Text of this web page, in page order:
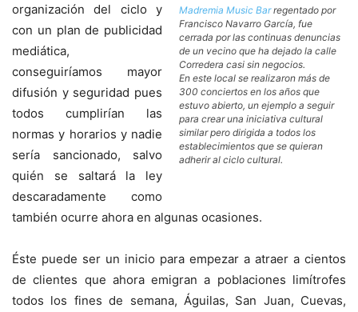
Madremia Music Barregentado por
Francisco Navarro García, fue
cerrada por las continuas denuncias
de un vecino que ha dejado la calle
Corredera casi sin negocios.
En este local se realizaron más de
300 conciertos en los años que
estuvo abierto, un ejemplo a seguir
para crear una iniciativa cultural
similar pero dirigida a todos los
establecimientos que se quieran
adherir al ciclo cultural.
organización del ciclo y
con un plan de publicidad
mediática,
conseguiríamos mayor
difusión y seguridad pues
todos cumplirían las
normas y horarios y nadie
sería sancionado, salvo
quién se saltará la ley
descaradamente como
también ocurre ahora en algunas ocasiones.
Éste puede ser un inicio para empezar a atraer a cientos
de clientes que ahora emigran a poblaciones limítrofes
todos los fines de semana, Águilas, San Juan, Cuevas,